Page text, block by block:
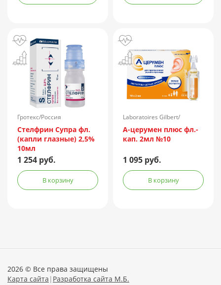
Гротекс/Россия
Стелфрин Супра фл.
(капли глазные) 2,5%
10мл
1 254 руб.
В корзину
Laboratoires Gilbert/
Франция
А-церумен плюс фл.-
кап. 2мл №10
1 095 руб.
В корзину
2026 © Все права защищены
Карта сайта | Разработка сайта М.Б.